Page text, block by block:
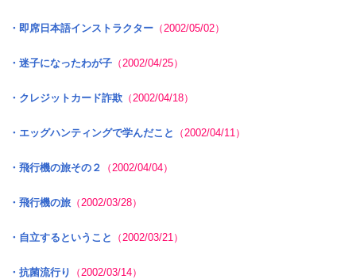
・即席日本語インストラクター（2002/05/02）
・迷子になったわが子（2002/04/25）
・クレジットカード詐欺（2002/04/18）
・エッグハンティングで学んだこと （2002/04/11）
・飛行機の旅その２ （2002/04/04）
・飛行機の旅（2002/03/28）
・自立するということ （2002/03/21）
・抗菌流行り （2002/03/14）